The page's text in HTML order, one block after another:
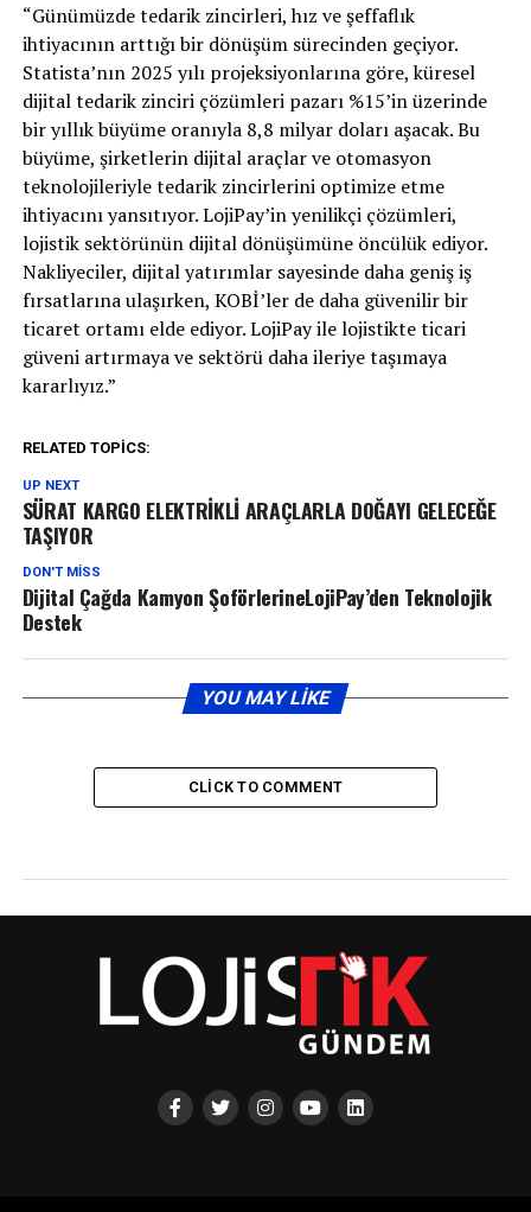
“Günümüzde tedarik zincirleri, hız ve şeffaflık
ihtiyacının arttığı bir dönüşüm sürecinden geçiyor.
Statista’nın 2025 yılı projeksiyonlarına göre, küresel
dijital tedarik zinciri çözümleri pazarı %15’in üzerinde
bir yıllık büyüme oranıyla 8,8 milyar doları aşacak. Bu
büyüme, şirketlerin dijital araçlar ve otomasyon
teknolojileriyle tedarik zincirlerini optimize etme
ihtiyacını yansıtıyor. LojiPay’in yenilikçi çözümleri,
lojistik sektörünün dijital dönüşümüne öncülük ediyor.
Nakliyeciler, dijital yatırımlar sayesinde daha geniş iş
fırsatlarına ulaşırken, KOBİ’ler de daha güvenilir bir
ticaret ortamı elde ediyor. LojiPay ile lojistikte ticari
güveni artırmaya ve sektörü daha ileriye taşımaya
kararlıyız.”
RELATED TOPICS:
UP NEXT
SÜRAT KARGO ELEKTRİKLİ ARAÇLARLA DOĞAYI GELECEĞE
TAŞIYOR
DON'T MISS
Dijital Çağda Kamyon ŞoförlerineLojiPay’den Teknolojik
Destek
YOU MAY LIKE
CLICK TO COMMENT